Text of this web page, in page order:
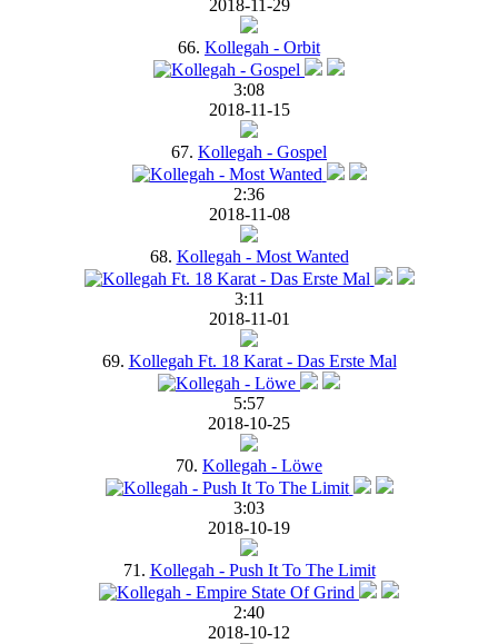
2018-11-29
66. Kollegah - Orbit
3:08
2018-11-15
67. Kollegah - Gospel
2:36
2018-11-08
68. Kollegah - Most Wanted
3:11
2018-11-01
69. Kollegah Ft. 18 Karat - Das Erste Mal
5:57
2018-10-25
70. Kollegah - Löwe
3:03
2018-10-19
71. Kollegah - Push It To The Limit
2:40
2018-10-12